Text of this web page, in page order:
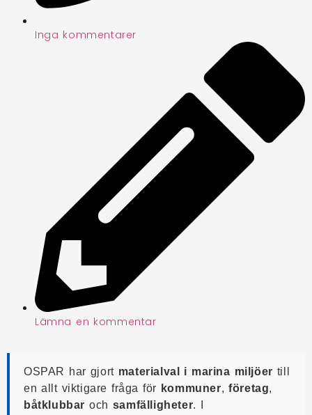
Inga kommentarer
Lämna en kommentar
OSPAR har gjort materialval i marina miljöer till
en allt viktigare fråga för kommuner,företag,
båtklubbar och samfälligheter. I